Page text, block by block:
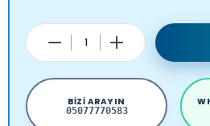
BIZI ARAYIN
05077770583